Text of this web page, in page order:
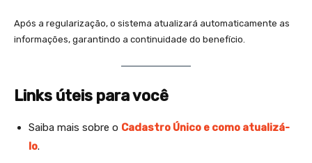
Após a regularização, o sistema atualizará automaticamente as
informações, garantindo a continuidade do benefício.
Links úteis para você
Saiba mais sobre o Cadastro Único e como atualizá-
lo.